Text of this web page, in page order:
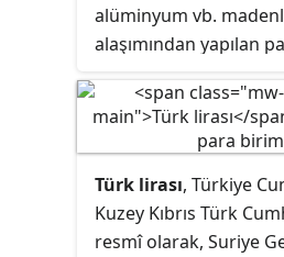
alüminyum vb.
alaşımından yapılan
değiş-tokuş
kullanışlı bir değişim
icad edilmiştir. Sikke
çok tarihî madenî
tanımlamak için
Günümüzde madenî
Türk lirası, Türkiye
Kuzey Kıbrıs Türk
resmî olarak, Suriye